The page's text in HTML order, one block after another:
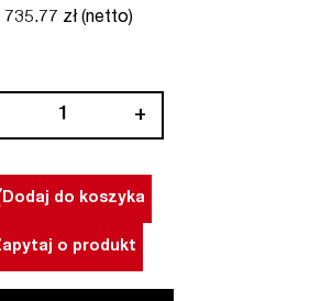
zł (netto)
+
Dodaj do koszyka
o produkt